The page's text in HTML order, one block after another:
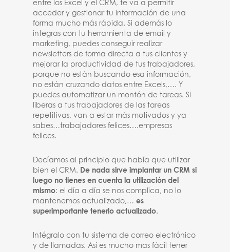
entre los Excel y el CRM, te va a permitir
acceder y gestionar tu información de una
forma mucho más rápida. Si además lo
integras con tu herramienta de email y
marketing, puedes conseguir realizar
newsletters de forma directa a tus clientes y
mejorar la productividad de tus trabajadores,
porque no están buscando esa información,
no están cruzando datos entre Excels,…. Y
puedes automatizar un montón de tareas. Si
liberas a tus trabajadores de las tareas
repetitivas, van a estar más motivados y ya
sabes…trabajadores felices….empresas
felices.
Decíamos al principio que había que utilizar
bien el CRM. De nada sirve implantar un CRM si
luego no tienes en cuenta la utilización del
mismo: el día a día se nos complica, no lo
mantenemos actualizado,…es
superimportante tenerlo actualizado.
Intégralo con tu sistema de correo electrónico
y de llamadas. Así es mucho mas fácil tener